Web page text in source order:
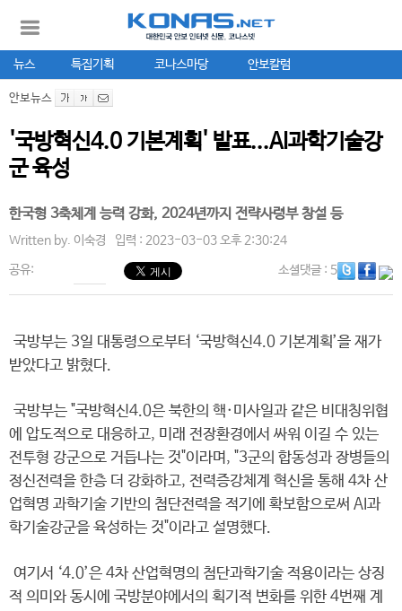
뉴스 특집기획 코나스마당 안보칼럼
안보뉴스
'국방혁신4.0 기본계획' 발표...AI과학기술강
군 육성
한국형 3축체계 능력 강화, 2024년까지 전략사령부 창설 등
Written by. 이숙경 입력 : 2023-03-03 오후 2:30:24
공유: 소셜댓글: 5
국방부는 3일 대통령으로부터 ‘국방혁신4.0 기본계획’을 재가
받았다고 밝혔다.
국방부는 "국방혁신4.0은 북한의 핵·미사일과 같은 비대칭위협
에 압도적으로 대응하고, 미래 전장환경에서 싸워 이길 수 있는
전투형 강군으로 거듭나는 것"이라며, "3군의 합동성과 장병들의
정신전력을 한층 더 강화하고, 전력증강체계 혁신을 통해 4차 산
업혁명 과학기술 기반의 첨단전력을 적기에 확보함으로써 AI과
학기술강군을 육성하는 것"이라고 설명했다.
여기서 ‘4.0’은 4차 산업혁명의 첨단과학기술 적용이라는 상징
적 의미와 동시에 국방분야에서의 획기적 변화를 위한 4번째 계